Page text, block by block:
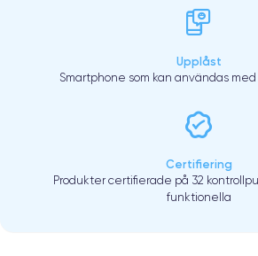
Upplåst
Smartphone som kan användas
Certifiering
Produkter certifierade på 32
funktionella